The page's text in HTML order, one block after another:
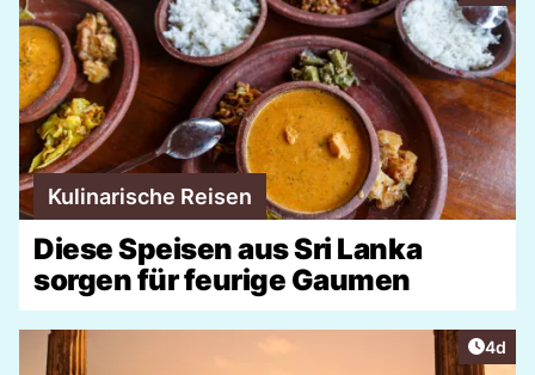
Kulinarische Reisen
Diese Speisen aus Sri Lanka
sorgen für feurige Gaumen
4d